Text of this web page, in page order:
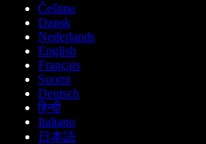
Čeština
Dansk
Nederlands
English
Français
Suomi
Deutsch
हिन्दी
Italiano
日本語